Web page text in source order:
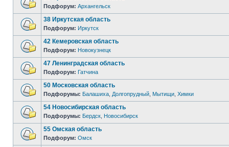
Подфорум: Архангельск
38 Иркутская область
Подфорум: Иркутск
42 Кемеровская область
Подфорум: Новокузнецк
47 Ленинградская область
Подфорум: Гатчина
50 Московская область
Подфорумы: Балашиха Долгопрудный Мытищи Химки
54 Новосибирская область
Подфорумы: Бердск Новосибирск
55 Омская область
Подфорум: Омск